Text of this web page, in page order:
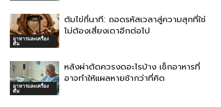
อาหารและเครื่อง
ดื่ม
ต้มไข่กี่นาที: ถอดรหัสเวลาสู่ความสุกที่ใช่
ไม่ต้องเสี่ยงเดาอีกต่อไป
อาหารและเครื่อง
ดื่ม
หลังผ่าตัดควรงดอะไรบ้าง เช็กอาหารที่
อาจทำให้แผลหายช้ากว่าที่คิด